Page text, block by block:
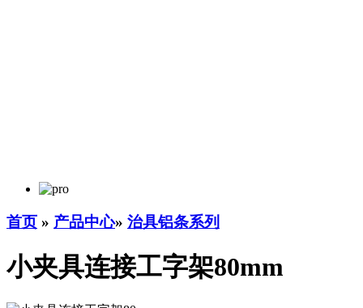
首页 » 产品中心» 治具铝条系列
小夹具连接工字架80mm